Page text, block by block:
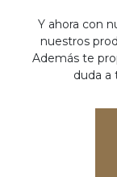
Y ahora con
nuestros
Además te
duda a